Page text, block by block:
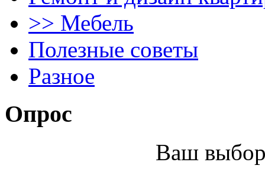
>> Мебель
Полезные советы
Разное
Опрос
Ваш выбор